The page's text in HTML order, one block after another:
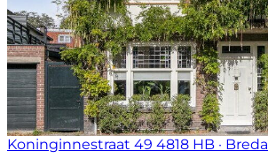
Koninginnestraat 49 4818 HB · Breda